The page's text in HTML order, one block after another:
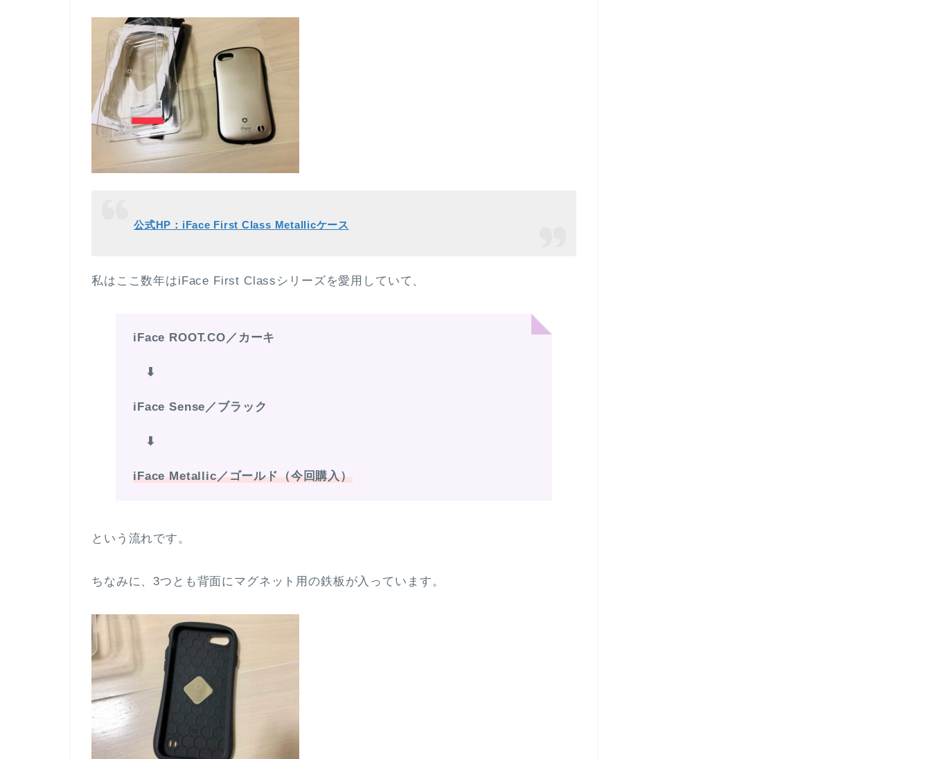
公式HP：iFace First Class Metallicケース
私はここ数年はiFace First Classシリーズを愛用していて、
iFace ROOT.CO／カーキ
⬇︎
iFace Sense／ブラック
⬇︎
iFace Metallic／ゴールド（今回購入）
という流れです。
ちなみに、3つとも背面にマグネット用の鉄板が入っています。